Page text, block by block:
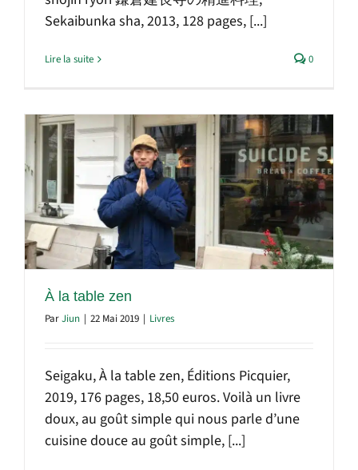
Sekaibunka sha, 2013, 128 pages, [...]
Lire la suite 0
À la table zen
ParJiun | 22 Mai 2019 | Livres
Seigaku, À la table zen, Éditions Picquier,
2019, 176 pages, 18,50 euros. Voilà un livre
doux, au goût simple qui nous parle d’une
cuisine douce au goût simple, [...]